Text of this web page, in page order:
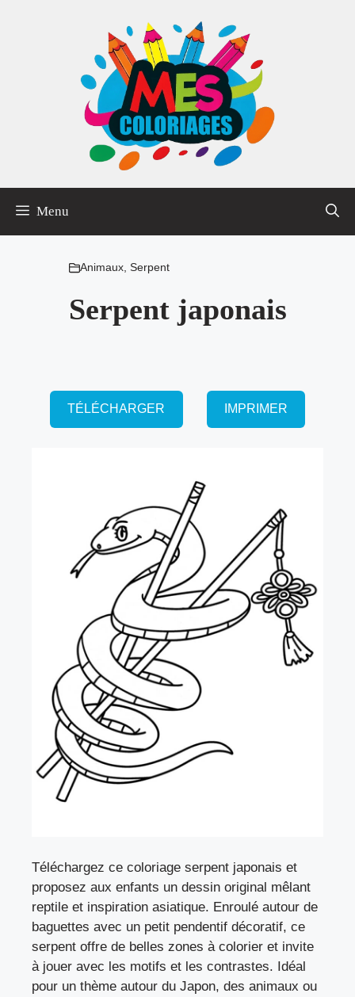
Menu
Animaux, Serpent
Serpent japonais
TÉLÉCHARGER IMPRIMER
Téléchargez ce coloriage serpent japonais et
proposez aux enfants un dessin original mêlant
reptile et inspiration asiatique. Enroulé autour de
baguettes avec un petit pendentif décoratif, ce
serpent offre de belles zones à colorier et invite
à jouer avec les motifs et les contrastes. Idéal
pour un thème autour du Japon, des animaux ou